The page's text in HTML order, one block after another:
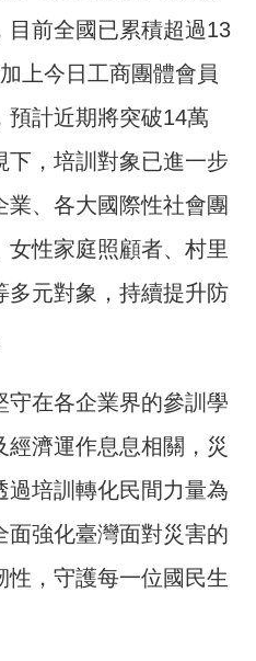
目前全國已累積超過13
上今日工商團體會員
預計近期將突破14萬
下，培訓對象已進一步
、各大國際性社會團
性家庭照顧者、村里
多元對象，持續提升防
守在各企業界的參訓學
經濟運作息息相關，災
過培訓轉化民間力量為
面強化臺灣面對災害的
性，守護每一位國民生